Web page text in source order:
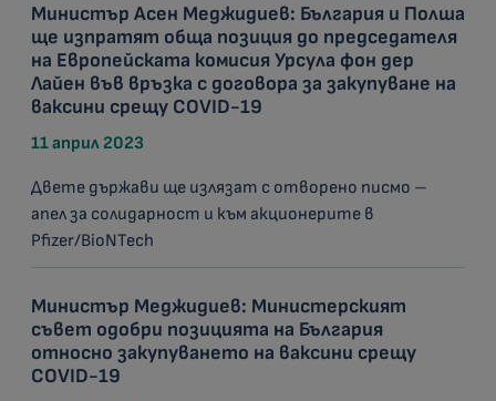
Министър Асен Меджидиев: България и Полша
ще изпратят обща позиция до председателя
на Европейската комисия Урсула фон дер
Лайен във връзка с договора за закупуване на
ваксини срещу COVID-19
11 април 2023
Двете държави ще излязат с отворено писмо –
апел за солидарност и към акционерите в
Pfizer/BioNTech
Министър Меджидиев: Министерският
съвет одобри позицията на България
относно закупуването на ваксини срещу
COVID-19